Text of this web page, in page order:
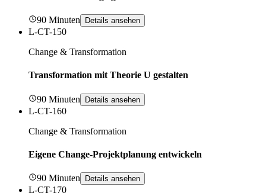
90 Minuten Details ansehen
L-CT-150
Change & Transformation
Transformation mit Theorie U gestalten
90 Minuten Details ansehen
L-CT-160
Change & Transformation
Eigene Change-Projektplanung entwickeln
90 Minuten Details ansehen
L-CT-170